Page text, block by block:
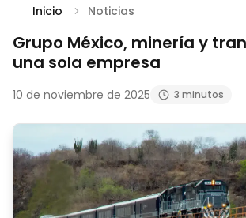
Inicio Noticias
Grupo México, minería y
una sola empresa
10 de noviembre de 2025 3 minutos